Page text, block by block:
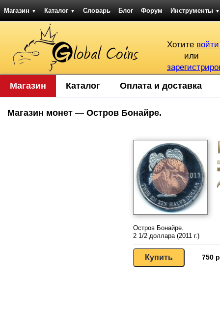
Магазин ▼ Каталог ▼ Словарь Блог Форум Инструменты ▼
Хотите
или
Магазин Каталог Оплата и доставка
Магазин монет — Остров Бонайре.
Остров Бонайре.
2 1/2 доллара (2011 г.)
750